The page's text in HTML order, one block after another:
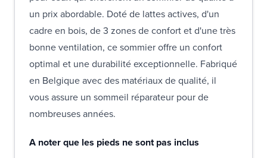
un prix abordable. Doté de lattes actives, d'un
cadre en bois, de 3 zones de confort et d'une très
bonne ventilation, ce sommier offre un confort
optimal et une durabilité exceptionnelle. Fabriqué
en Belgique avec des matériaux de qualité, il
vous assure un sommeil réparateur pour de
nombreuses années.
A noter que les pieds ne sont pas inclus